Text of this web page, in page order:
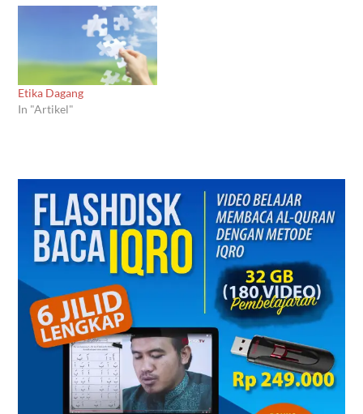
Etika Dagang
In "Artikel"